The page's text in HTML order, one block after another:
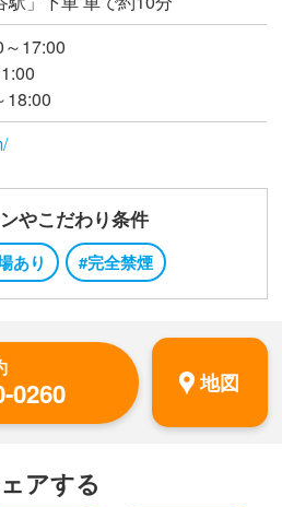
17:00
18:00
やこだわり条件
あり #完全禁煙
0260 地図
アする